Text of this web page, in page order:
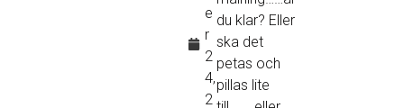
e
r
2
4,
2
du klar? Eller
ska det
petas och
pillas lite